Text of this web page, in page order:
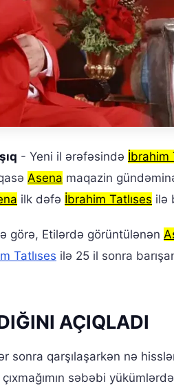
- Yeni il ərəfəsində İbrahim
Asena maqazin
ilk dəfə İbrahim Tatlıses ilə
görə, Etilərdə görüntülənən
Tatlıses ilə 25 il sonra
AÇIQLADI
sonra qarşılaşarkən nə
səbəbi